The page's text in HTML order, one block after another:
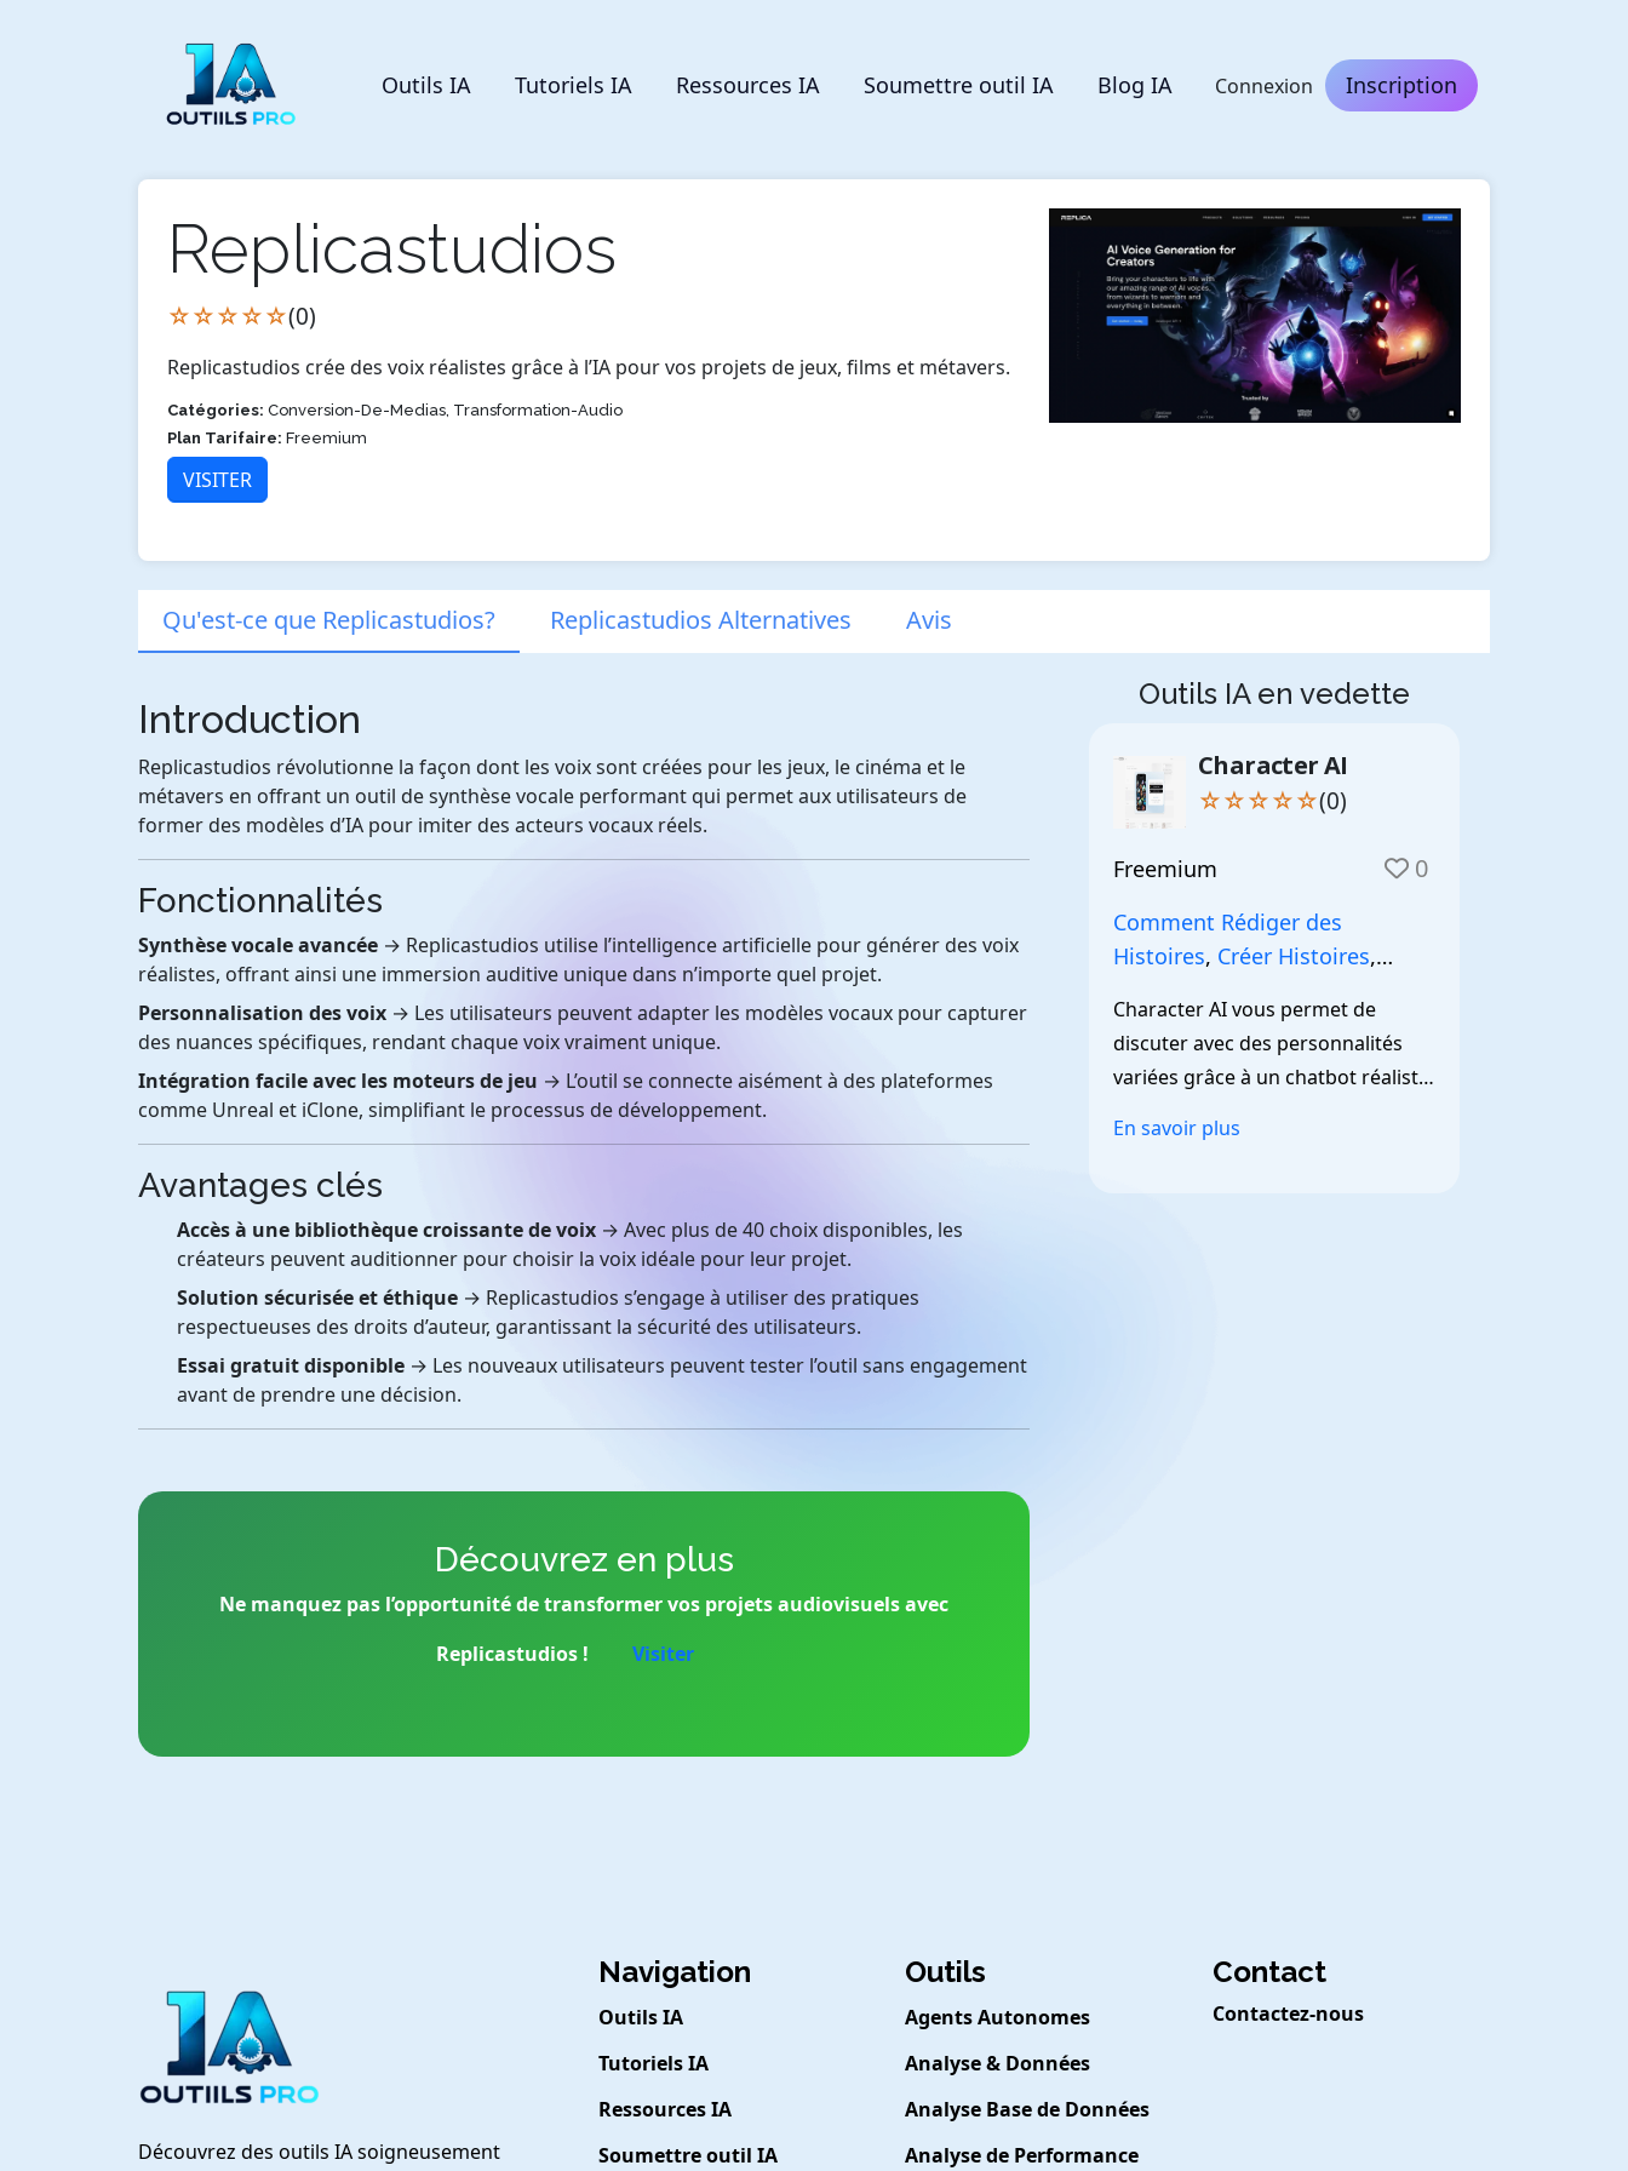
Outils IA Tutoriels IA Ressources IA Soumettre outil IA Blog IA Connexion Inscription
Replicastudios
☆☆☆☆☆(0)
Replicastudios crée des voix réalistes grâce à l’IA pour vos projets de jeux, films et métavers.
Catégories: Conversion-De-Medias, Transformation-Audio
Plan Tarifaire: Freemium
VISITER
Qu'est-ce que Replicastudios? Replicastudios Alternatives Avis
Introduction
Replicastudios révolutionne la façon dont les voix sont créées pour les jeux, le cinéma et le
métavers en offrant un outil de synthèse vocale performant qui permet aux utilisateurs de
former des modèles d’IA pour imiter des acteurs vocaux réels.
Fonctionnalités
Synthèse vocale avancée → Replicastudios utilise l’intelligence artificielle pour générer des voix
réalistes, offrant ainsi une immersion auditive unique dans n’importe quel projet.
Personnalisation des voix → Les utilisateurs peuvent adapter les modèles vocaux pour capturer
des nuances spécifiques, rendant chaque voix vraiment unique.
Intégration facile avec les moteurs de jeu → L’outil se connecte aisément à des plateformes
comme Unreal et iClone, simplifiant le processus de développement.
Avantages clés
Accès à une bibliothèque croissante de voix → Avec plus de 40 choix disponibles, les
créateurs peuvent auditionner pour choisir la voix idéale pour leur projet.
Solution sécurisée et éthique → Replicastudios s’engage à utiliser des pratiques
respectueuses des droits d’auteur, garantissant la sécurité des utilisateurs.
Essai gratuit disponible → Les nouveaux utilisateurs peuvent tester l’outil sans engagement
avant de prendre une décision.
Découvrez en plus
Ne manquez pas l’opportunité de transformer vos projets audiovisuels avec
Replicastudios !
Visiter
Outils IA en vedette
Character AI
☆☆☆☆☆(0)
Freemium 0
Comment Rédiger des
Histoires, Créer Histoires,
Character AI vous permet de
discuter avec des personnalités
variées grâce à un chatbot réaliste
En savoir plus
Découvrez des outils IA soigneusement
Navigation
Outils IA
Tutoriels IA
Ressources IA
Soumettre outil IA
Outils
Agents Autonomes
Analyse & Données
Analyse Base de Données
Analyse de Performance
Contact
Contactez-nous